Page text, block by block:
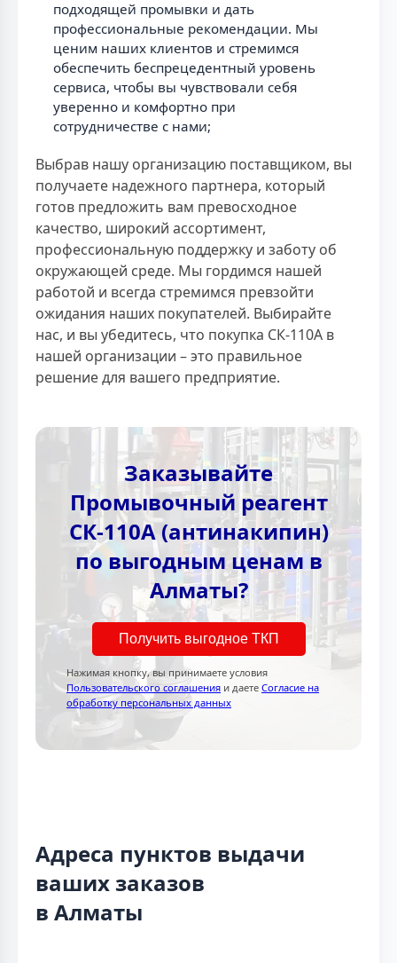
подходящей промывки и дать
профессиональные рекомендации. Мы
ценим наших клиентов и стремимся
обеспечить беспрецедентный уровень
сервиса, чтобы вы чувствовали себя
уверенно и комфортно при
сотрудничестве с нами;
Выбрав нашу организацию поставщиком, вы
получаете надежного партнера, который
готов предложить вам превосходное
качество, широкий ассортимент,
профессиональную поддержку и заботу об
окружающей среде. Мы гордимся нашей
работой и всегда стремимся превзойти
ожидания наших покупателей. Выбирайте
нас, и вы убедитесь, что покупка СК-110А в
нашей организации – это правильное
решение для вашего предприятие.
Заказывайте
Промывочный реагент
СК-110А (антинакипин)
по выгодным ценам в
Алматы?
Получить выгодное ТКП
Нажимая кнопку, вы принимаете условия
Пользовательского соглашения и даете Согласие на
обработку персональных данных
Адреса пунктов выдачи
ваших заказов
в Алматы